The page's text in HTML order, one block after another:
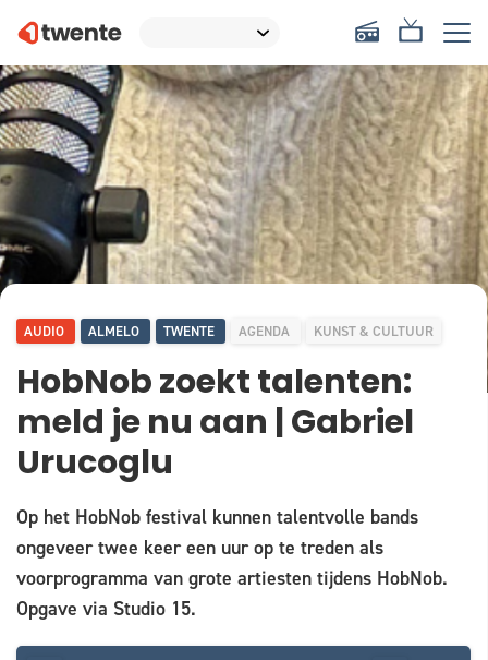
AUDIO ALMELO TWENTE AGENDA KUNST & CULTUUR
HobNob zoekt talenten:
meld je nu aan | Gabriel
Urucoglu
Op het HobNob festival kunnen talentvolle bands
ongeveer twee keer een uur op te treden als
voorprogramma van grote artiesten tijdens HobNob.
Opgave via Studio 15.